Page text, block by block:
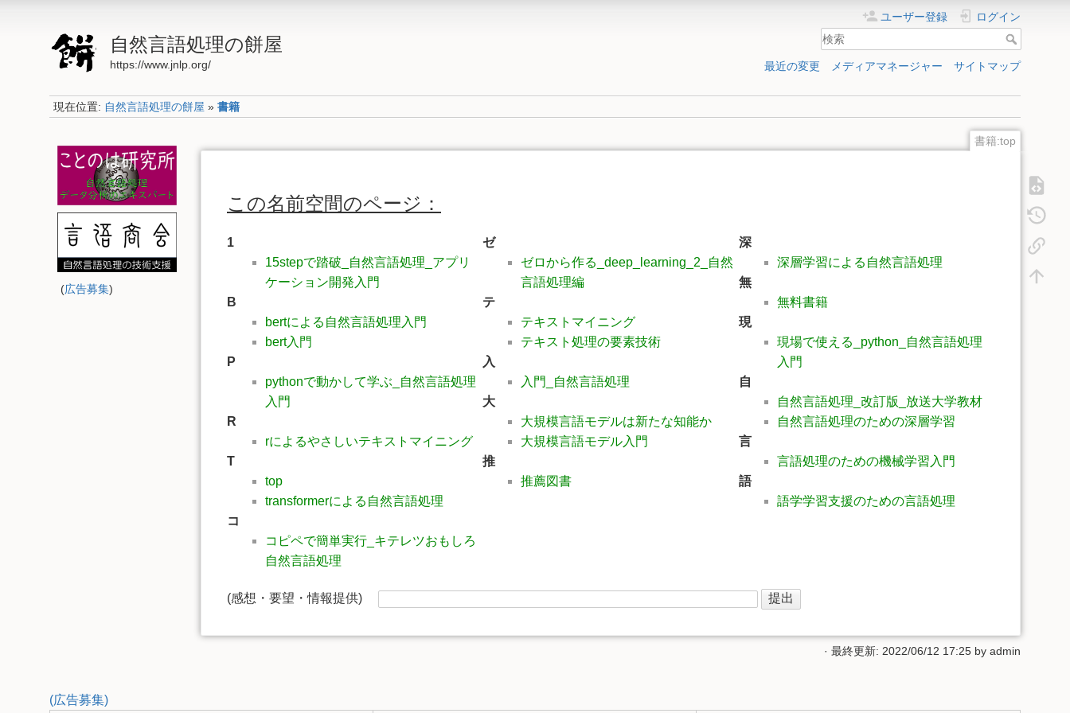
自然言語処理の餅屋
https://www.jnlp.org/
ユーザー登録 ログイン
最近の変更 メディアマネージャー サイトマップ
現在位置: 自然言語処理の餅屋 » 書籍
(広告募集)
書籍:top
この名前空間のページ：
1
15stepで踏破_自然言語処理_アプリ
ケーション開発入門
B
bertによる自然言語処理入門
bert入門
P
pythonで動かして学ぶ_自然言語処理
入門
R
rによるやさしいテキストマイニング
T
top
transformerによる自然言語処理
コ
コピペで簡単実行_キテレツおもしろ
自然言語処理
ゼ
ゼロから作る_deep_learning_2_自然
言語処理編
テ
テキストマイニング
テキスト処理の要素技術
入
入門_自然言語処理
大
大規模言語モデルは新たな知能か
大規模言語モデル入門
推
推薦図書
深
深層学習による自然言語処理
無
無料書籍
現
現場で使える_python_自然言語処理
入門
自
自然言語処理_改訂版_放送大学教材
自然言語処理のための深層学習
言
言語処理のための機械学習入門
語
語学学習支援のための言語処理
(感想・要望・情報提供)
· 最終更新: 2022/06/12 17:25 by admin
(広告募集)